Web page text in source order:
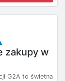
zakupy w
G2A to świetna